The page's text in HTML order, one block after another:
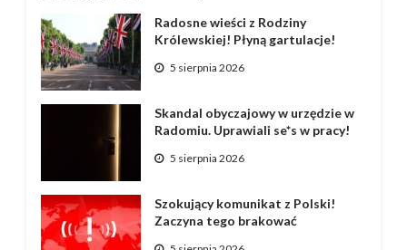
Radosne wieści z Rodziny
Królewskiej! Płyną gartulacje!
5 sierpnia 2026
Skandal obyczajowy w urzędzie w
Radomiu. Uprawiali se*s w pracy!
5 sierpnia 2026
Szokujący komunikat z Polski!
Zaczyna tego brakować